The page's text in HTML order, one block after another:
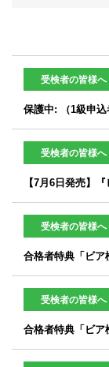
受検者の皆様へ
受検者の皆様へ
受検者の皆様へ
受検者の皆様へ